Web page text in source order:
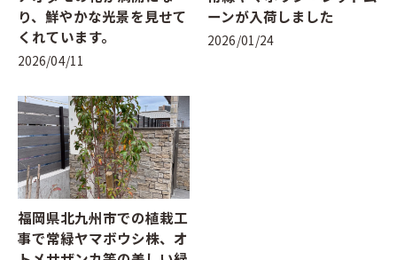
り、鮮やかな光景を見せて
くれています。
2026/04/11
ーンが入荷しました
2026/01/24
福岡県北九州市での植栽工
事で常緑ヤマボウシ株、オ